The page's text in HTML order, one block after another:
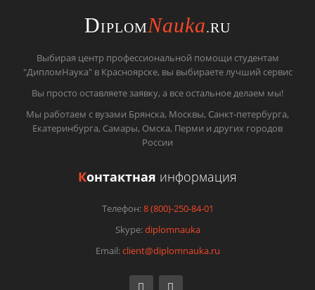
DIPLOMNauka.RU
Выбирая центр профессиональной помощи студентам
"ДипломНаука" в Красноярске, вы выбираете лучший сервис
Вы просто оставляете заявку, а все остальное делаем мы!
Мы работаем с вузами Брянска, Москвы, Санкт-петербурга,
Екатеринбурга, Самары, Омска, Перми и других городов
России
Контактная информация
Телефон:8 (800)-250-84-01
Skype:diplomnauka
Email:client@diplomnauka.ru